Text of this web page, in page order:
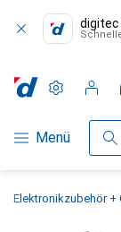
digitec
Navigation nach
Menü Suche
Kundenkonto
Merklisten
Warenkorb
Elektronikzubehör +